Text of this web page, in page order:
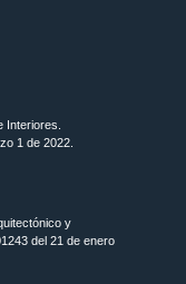
Interiores.
1 de 2022.
y
del 21 de enero